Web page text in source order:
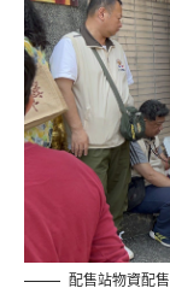
配售站物資配